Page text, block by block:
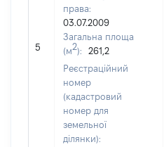
5
права:
03.07.2009
Загальна площа
(м2):
261,2
Реєстраційний
номер
(кадастровий
номер для
земельної
ділянки):